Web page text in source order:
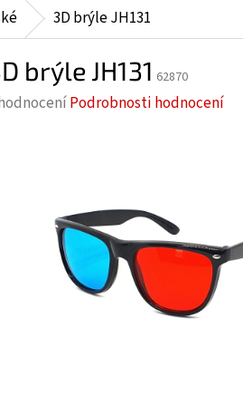
3D brýle JH131
brýle JH131 62870
Podrobnosti hodnocení